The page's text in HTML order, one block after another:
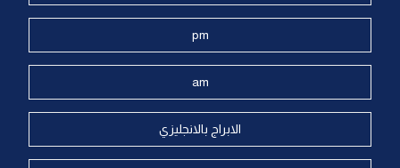
pm
am
الابراج بالانجليزي